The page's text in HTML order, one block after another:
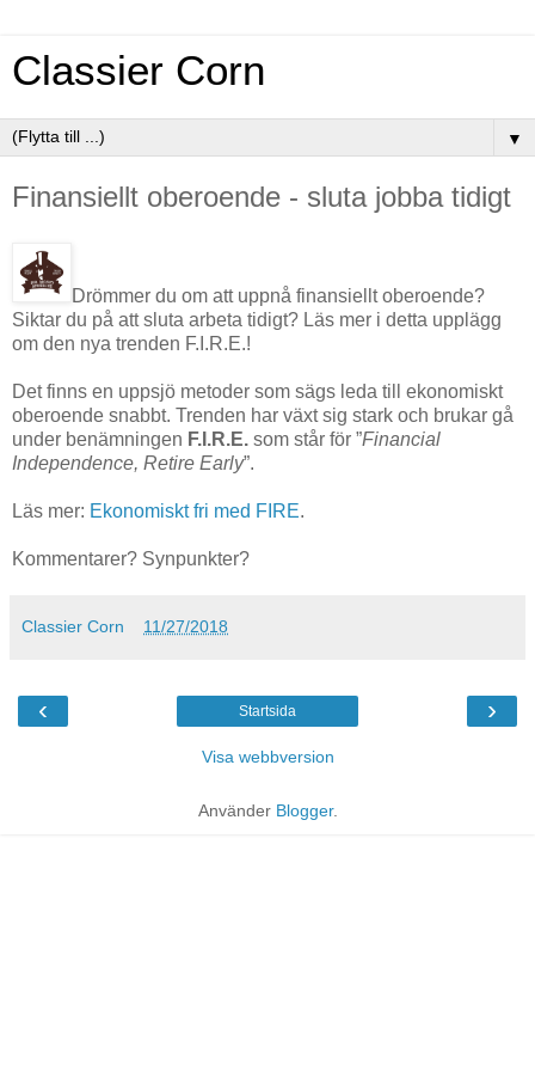
Classier Corn
▼
Finansiellt oberoende - sluta jobba tidigt
Drömmer du om att uppnå finansiellt oberoende?
Siktar du på att sluta arbeta tidigt? Läs mer i detta upplägg
om den nya trenden F.I.R.E.!
Det finns en uppsjö metoder som sägs leda till ekonomiskt
oberoende snabbt. Trenden har växt sig stark och brukar gå
under benämningen F.I.R.E. som står för ”Financial
Independence, Retire Early”.
Läs mer: Ekonomiskt fri med FIRE.
Kommentarer? Synpunkter?
Classier Corn 11/27/2018
‹ ›
Startsida
Visa webbversion
Använder Blogger.